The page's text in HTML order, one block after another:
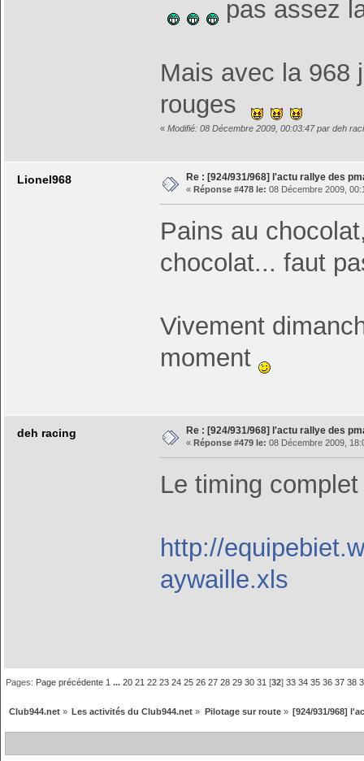
pas assez
Mais avec la 968
rouges
« Modifié: 08 Décembre 2009, 00:03:47 par deh
Lionel968 Re : [924/931/968] l'actu rallye des
« Réponse #478 le: 08 Décembre 2009,
Pains au
chocolat... faut
Vivement
moment
deh racing Re : [924/931/968] l'actu rallye des
« Réponse #479 le: 08 Décembre 2009,
Le timing
http://
aywaille.xls
Pages: Page précédente 1 ...20 21 22 23 24 25 26 27 28 29 30 31 [32]33 34 35 36 37 38
Club944.net» Les activités du Club944.net » Pilotage sur route» [924/931/968]